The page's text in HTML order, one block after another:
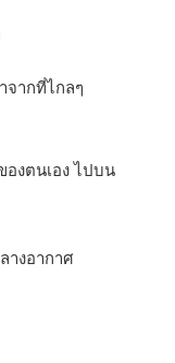
จากที่ไกลๆ
งตนเอง ไปบน
างอากาศ